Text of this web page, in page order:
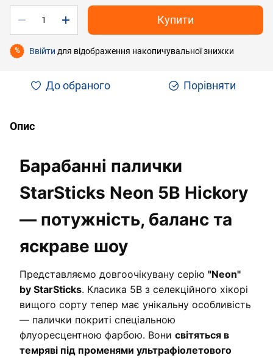
Купити
% Ввійти для відображення накопичувальної знижки
До обраного Порівняти
Опис
Барабанні палички
StarSticks Neon 5B Hickory
— потужність, баланс та
яскраве шоу
Представляємо довгоочікувану серію "Neon"
by StarSticks. Класика 5B з селекційного хікорі
вищого сорту тепер має унікальну особливість
— палички покриті спеціальною
флуоресцентною фарбою. Вони світяться в
темряві під променями ультрафіолетового